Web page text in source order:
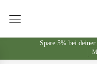
Spare 5% bei